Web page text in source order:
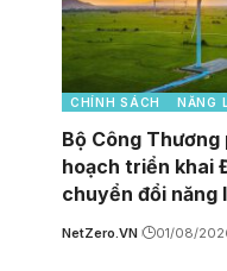
CHÍNH SÁCH NĂNG
Bộ Công
hoạch triển khai
chuyển đổi năng
NetZero.VN 01/08/